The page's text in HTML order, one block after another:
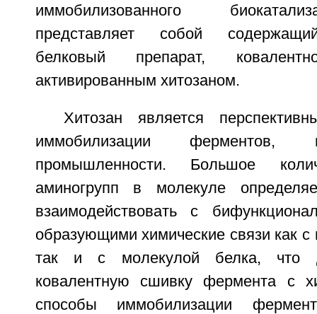
иммобилизованного
представляет собой
белковый препарат,
активированным хитозаном.
Хитозан является
иммобилизации ферментов,
промышленности. Большое
аминогрупп в молекуле
взаимодействовать с
образующими химические связи как с
так и с молекулой белка, что
ковалентную сшивку фермента с
способы иммобилизации